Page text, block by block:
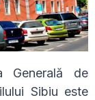
Generală de
Sibiu este